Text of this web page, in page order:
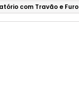
com Travão e